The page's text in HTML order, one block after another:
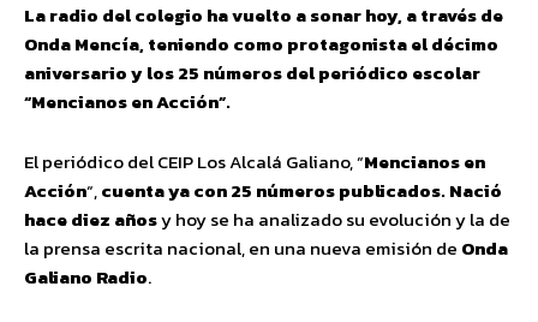
La radio del colegio ha vuelto a sonar hoy, a través de
Onda Mencía, teniendo como protagonista el décimo
aniversario y los 25 números del periódico escolar
“Mencianos en Acción”.
El periódico del CEIP Los Alcalá Galiano, “Mencianos en
Acción“,cuenta ya con 25 números publicados. Nació
hace diez añosy hoy se ha analizado su evolución y la de
la prensa escrita nacional, en una nueva emisión de Onda
Galiano Radio.